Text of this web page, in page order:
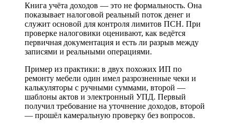
Книга учёта доходов — это не формальность. Она
показывает налоговой реальный поток денег и
служит основой для контроля лимитов ПСН. При
проверке налоговики оценивают, как ведётся
первичная документация и есть ли разрыв между
записями и реальными операциями.
Пример из практики: в двух похожих ИП по
ремонту мебели один имел разрозненные чеки и
калькуляторы с ручными суммами, второй —
шаблоны актов и электронный УПД. Первый
получил требование на уточнение доходов, второй
— прошёл камеральную проверку без вопросов.